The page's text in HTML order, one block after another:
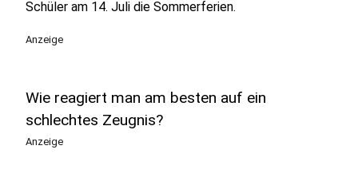
Schüler am 14. Juli die Sommerferien.
Anzeige
Wie reagiert man am besten auf ein
schlechtes Zeugnis?
Anzeige